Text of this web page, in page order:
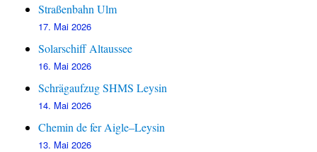
Straßenbahn Ulm
17. Mai 2026
Solarschiff Altaussee
16. Mai 2026
Schrägaufzug SHMS Leysin
14. Mai 2026
Chemin de fer Aigle–Leysin
13. Mai 2026